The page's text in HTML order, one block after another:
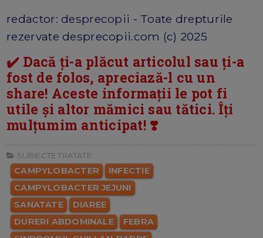
redactor: desprecopii - Toate drepturile
rezervate desprecopii.com (c) 2025
✔️ Dacă ți-a plăcut articolul sau ți-a
fost de folos, apreciază-l cu un
share! Aceste informații le pot fi
utile și altor mămici sau tătici. Îți
mulțumim anticipat! ❣️
SUBIECTE TRATATE:
CAMPYLOBACTER
INFECTIE
CAMPYLOBACTER JEJUNI
SANATATE
DIAREE
DURERI ABDOMINALE
FEBRA